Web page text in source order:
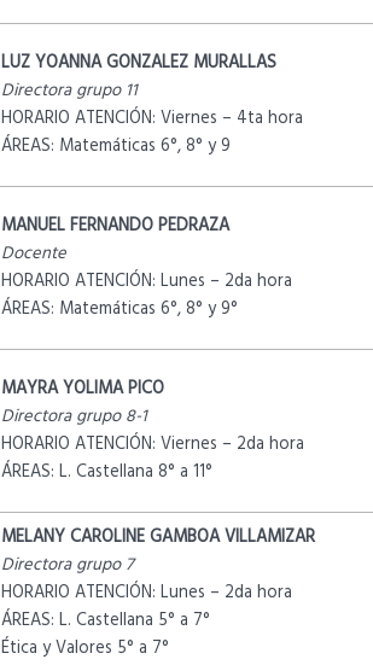
LUZ YOANNA GONZALEZ MURALLAS
Directora grupo 11
HORARIO ATENCIÓN: Viernes – 4ta hora
ÁREAS: Matemáticas 6°, 8° y 9
MANUEL FERNANDO PEDRAZA
Docente
HORARIO ATENCIÓN: Lunes – 2da hora
ÁREAS: Matemáticas 6°, 8° y 9°
MAYRA YOLIMA PICO
Directora grupo 8-1
HORARIO ATENCIÓN: Viernes – 2da hora
ÁREAS: L. Castellana 8° a 11°
MELANY CAROLINE GAMBOA VILLAMIZAR
Directora grupo 7
HORARIO ATENCIÓN: Lunes – 2da hora
ÁREAS: L. Castellana 5° a 7°
Ética y Valores 5° a 7°